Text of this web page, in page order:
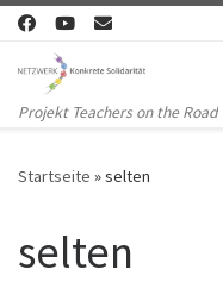
Zum Inhalt springen
Projekt Teachers on the Road
Startseite »selten
selten